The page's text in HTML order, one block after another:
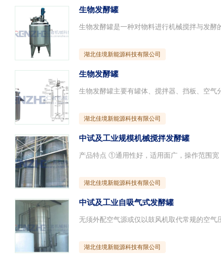
生物发酵罐
湖北佳境新能源科技有限公司
生物发酵罐
湖北佳境新能源科技有限公司
中试及工业规模机械搅拌发酵罐
湖北佳境新能源科技有限公司
中试及工业自吸气式发酵罐
湖北佳境新能源科技有限公司